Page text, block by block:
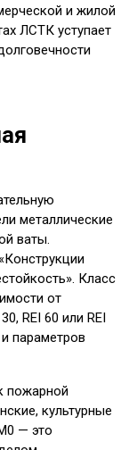
и жилой
ЛСТК уступает
металлические
ваты.
Класс
от
REI 60 или REI
параметров
пожарной
культурные
— это